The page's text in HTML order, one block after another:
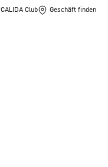
CALIDA Club Geschäft finden